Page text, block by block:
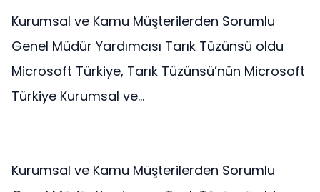
Kurumsal ve Kamu Müşterilerden Sorumlu
Genel Müdür Yardımcısı Tarık Tüzünsü oldu
Microsoft Türkiye, Tarık Tüzünsü’nün Microsoft
Türkiye Kurumsal ve...
Kurumsal ve Kamu Müşterilerden Sorumlu